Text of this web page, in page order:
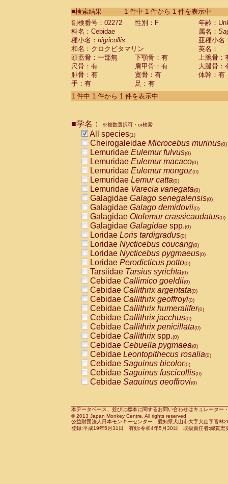
CebidaeSaguinus labiatus(0)
Cebidae Saguinus leucopus (0)
Cebidae
CebidaeSaguinus mystax
CebidaeSaguinus nigricollis (1)
Cebidae Saguinus oedipus
Cebidae Saguinus weddelli
Cebidae Saguinusspp.
Cebidae Aotus trivirgatus
Cebidae Cebus albifrons
CebidaeCebus nigrivittatus
CebidaeCebus
CebidaeSaimiri boliviensis(0)
CebidaeSaimiri sciureus(0)
AtelidaeAlouatta caraya(0)
AtelidaeAlouatta fusca(0)
AtelidaeAlouatta seniculus
AtelidaeAlouattaspp.(0)
AtelidaeAteles belzebuth(0)
AtelidaeAteles geoffroyi(0)
AtelidaeAteles paniscus(0)
AtelidaeAtelesspp.(0)
Atelidae Lagothrix lagothricha
AtelidaeLagothrix lagothricha cana
PitheciidaeCacajao calvus
PitheciidaeCallicebus cupreus
PitheciidaeCallicebus donacophilus
PitheciidaeCallicebus moloch
PitheciidaeCallicebus torquatus
PitheciidaeCallicebusspp.(0)
PitheciidaeChiropotes satanas(0)
PitheciidaePithecia monachus
PitheciidaePithecia pithecia(0)
CercopithecidaeCercocebus agilis
CercopithecidaeCercocebus
CercopithecidaeCercocebus
CercopithecidaeCercocebus
CercopithecidaeCercocebus
CercopithecidaeCercocebushybrid
CercopithecidaePapio anubis(0)
CercopithecidaePapio cynocephalus
CercopithecidaePapio hamadryas(0)
■検索結果-----------1 件中 1 件から 1 件を表示中
剖検番号：02272
性別：F
年齢：
科名：Cebidae
属名：
種小名： nigricollis
亜種小名
和名：クロクビタマリン
英名：
頭蓋骨：一部無
下顎骨：有
上腕骨：
尺骨：有
肩甲骨：有
大腿骨：
腓骨：有
寛骨：有
体幹：有
手：有
足：有
1 件中 1 件から 1 件を表示中
■学名： ※複数選択可・or検索
All species(1)
Cheirogaleidae Microcebus murinus(0)
Lemuridae Eulemur fulvus(0)
Lemuridae Eulemur macaco(0)
Lemuridae Eulemur mongoz(0)
Lemuridae Lemur catta(0)
Lemuridae Varecia variegata(0)
Galagidae Galago senegalensis(0)
Galagidae Galago demidovii(0)
Galagidae Otolemur crassicaudatus(0)
Galagidae Galagidae spp.(0)
Loridae Loris tardigradus(0)
Loridae Nycticebus coucang(0)
Loridae Nycticebus pygmaeus(0)
Loridae Perodicticus potto(0)
Tarsiidae Tarsius syrichta(0)
Cebidae Callimico goeldii(0)
Cebidae Callithrix argentata(0)
Cebidae Callithrix geoffroyi(0)
Cebidae Callithrix humeralifer(0)
Cebidae Callithrix jacchus(0)
Cebidae Callithrix penicillata(0)
Cebidae Callithrixspp.(0)
Cebidae Cebuella pygmaea(0)
Cebidae Leontopithecus rosalia(0)
Cebidae Saguinus bicolor(0)
Cebidae Saguinus fuscicollis(0)
Cebidae Saguinus geoffroyi(0)
CebidaeSaguinus leucopus(0)
CebidaeSaguinus midas(0)
Cebidae Saguinus mystax(0)
本データベース、並びに標本に関するお問い合わせはキュレータ
© 2013 Japan Monkey Centre. All rights reserved.
公益財団法人日本モンキーセンター 愛知県犬山市大字犬山字官
登録:平成19年5月31日 有効:令和4年5月30日 取扱責任者:綿貫宏